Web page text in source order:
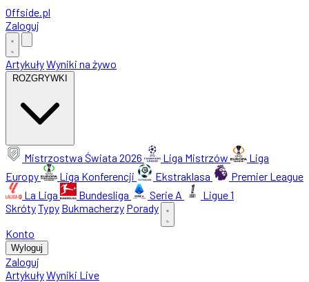
Offside.pl
Zaloguj
ArtykułyWyniki na żywo
ROZGRYWKI
Mistrzostwa Świata 2026 Liga Mistrzów
Liga
Europy
Liga Konferencji Ekstraklasa
Premier League
La Liga
Bundesliga Serie A
Ligue 1
SkrótyTypy Bukmacherzy Porady
Konto
Wyloguj
Zaloguj
ArtykułyWyniki Live